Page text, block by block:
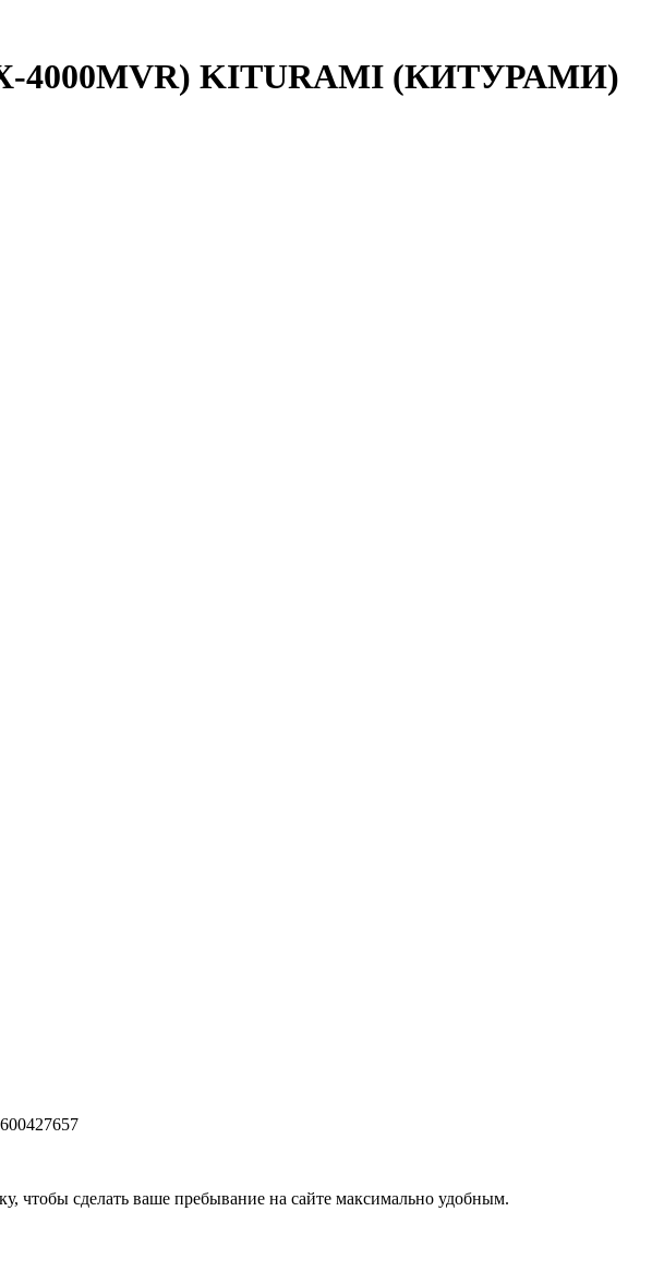
4000MVR) KITURAMI (КИТУРАМИ)
чтобы сделать ваше пребывание на сайте максимально удобным.